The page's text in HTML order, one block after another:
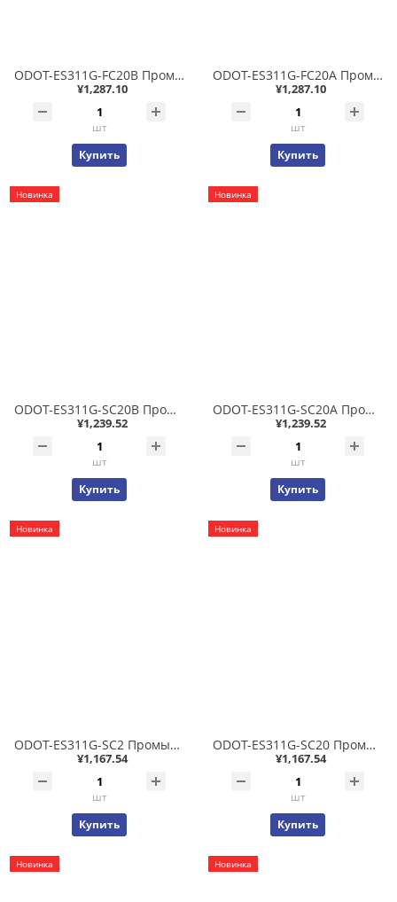
ODOT-ES311G-FC20B Промышленный неуправляемый коммутатор 1x10/100/1000T + 1x1000FX Single Fiber (одноволоконный) FC SM до 20 км WDM(Tx1550/Rx1310), фабрика 15.2Гб/с, IP40 -40..+85С
¥1,287.10
шт
Купить
ODOT-ES311G-FC20A Промышленный неуправляемый коммутатор 1x10/100/1000T + 1x1000FX Single Fiber (одноволоконный) FC SM до 20 км WDM(Tx1310/Rx1550), фабрика 15.2Гб/с, IP40 -40..+85С
¥1,287.10
шт
Купить
Новинка
ODOT-ES311G-SC20B Промышленный неуправляемый коммутатор 1x10/100/1000T + 1x1000FX Single Fiber (одноволоконный) SC SM до 20 км WDM(Tx1550/Rx1310), фабрика 15.2Гб/с, IP40 -40..+85С
¥1,239.52
шт
Купить
Новинка
ODOT-ES311G-SC20A Промышленный неуправляемый коммутатор 1x10/100/1000T + 1x1000FX Single Fiber (одноволоконный) SC SM до 20 км WDM(Tx1310/Rx1550), фабрика 15.2Гб/с, IP40 -40..+85С
¥1,239.52
шт
Купить
Новинка
ODOT-ES311G-SC2 Промышленный неуправляемый коммутатор 1x10/100/1000T + 1x1000FX SC MM до 2 км, фабрика 15.2Гб/с, IP40 -40..+85С
¥1,167.54
шт
Купить
Новинка
ODOT-ES311G-SC20 Промышленный неуправляемый коммутатор 1x10/100/1000T + 1x1000FX SC SM до 20 км, фабрика 15.2Гб/с, IP40 -40..+85С
¥1,167.54
шт
Купить
Новинка Новинка